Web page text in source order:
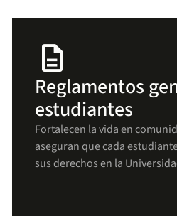
description
Reglamentos
estudiantes
Fortalecen la vida en
aseguran que cada
sus derechos en la